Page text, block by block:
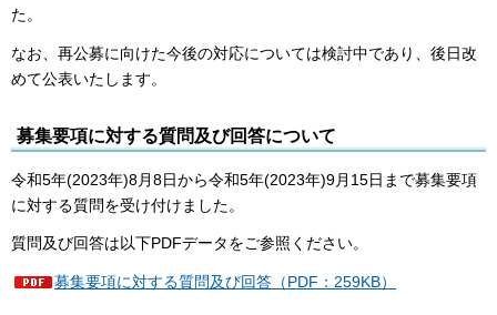
た。
なお、再公募に向けた今後の対応については検討中であり、後日改
めて公表いたします。
募集要項に対する質問及び回答について
令和5年(2023年)8月8日から令和5年(2023年)9月15日まで募集要項
に対する質問を受け付けました。
質問及び回答は以下PDFデータをご参照ください。
募集要項に対する質問及び回答（PDF：259KB）